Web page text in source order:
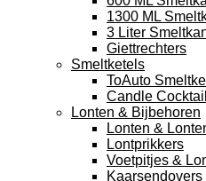
1300 ML
3 Liter
Giettrechters
Smeltketels
ToAuto
Candle
Lonten & Bijbehoren
Lonten &
Lontprikkers
Voetpitjes &
Kaarsendovers